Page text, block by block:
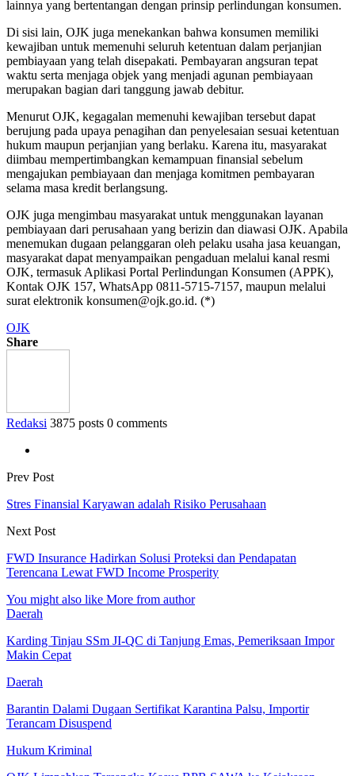
lainnya yang bertentangan dengan prinsip perlindungan konsumen.
Di sisi lain, OJK juga menekankan bahwa konsumen memiliki
kewajiban untuk memenuhi seluruh ketentuan dalam perjanjian
pembiayaan yang telah disepakati. Pembayaran angsuran tepat
waktu serta menjaga objek yang menjadi agunan pembiayaan
merupakan bagian dari tanggung jawab debitur.
Menurut OJK, kegagalan memenuhi kewajiban tersebut dapat
berujung pada upaya penagihan dan penyelesaian sesuai ketentuan
hukum maupun perjanjian yang berlaku. Karena itu, masyarakat
diimbau mempertimbangkan kemampuan finansial sebelum
mengajukan pembiayaan dan menjaga komitmen pembayaran
selama masa kredit berlangsung.
OJK juga mengimbau masyarakat untuk menggunakan layanan
pembiayaan dari perusahaan yang berizin dan diawasi OJK. Apabila
menemukan dugaan pelanggaran oleh pelaku usaha jasa keuangan,
masyarakat dapat menyampaikan pengaduan melalui kanal resmi
OJK, termasuk Aplikasi Portal Perlindungan Konsumen (APPK),
Kontak OJK 157, WhatsApp 0811-5715-7157, maupun melalui
surat elektronik konsumen@ojk.go.id. (*)
OJK
Share
Redaksi 3875 posts 0 comments
Prev Post
Stres Finansial Karyawan adalah Risiko Perusahaan
Next Post
FWD Insurance Hadirkan Solusi Proteksi dan Pendapatan
Terencana Lewat FWD Income Prosperity
You might also like More from author
Daerah
Karding Tinjau SSm JI-QC di Tanjung Emas, Pemeriksaan Impor
Makin Cepat
Daerah
Barantin Dalami Dugaan Sertifikat Karantina Palsu, Importir
Terancam Disuspend
Hukum Kriminal